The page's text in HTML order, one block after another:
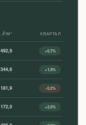
₽/М² КВАРТАЛ
492,9 +0,7%
344,6 +1,9%
181,9 −0,2%
172,0 +2,0%